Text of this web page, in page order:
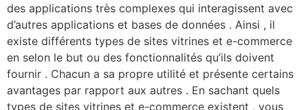
des applications très complexes qui interagissent avec
d’autres applications et bases de données . Ainsi , il
existe différents types de sites vitrines et e-commerce
en selon le but ou des fonctionnalités qu’ils doivent
fournir . Chacun a sa propre utilité et présente certains
avantages par rapport aux autres . En sachant quels
types de sites vitrines et e-commerce existent , vous